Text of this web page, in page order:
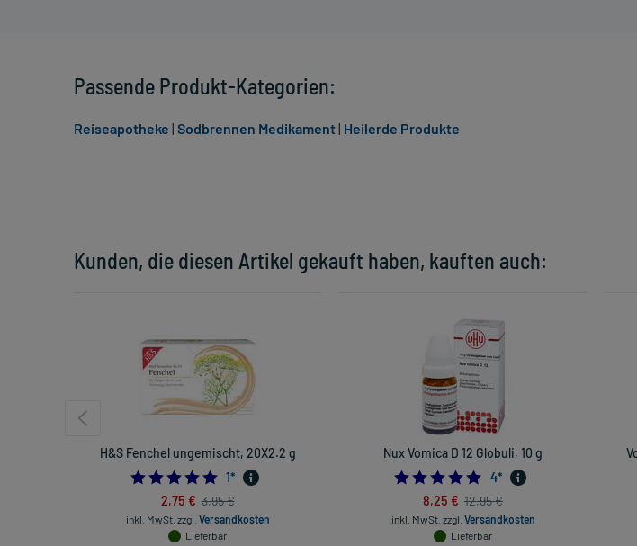
Kunden, die diesen Artikel gekauft haben, kauften auch:
H&S Fenchel ungemischt, 20X2.2 g
5.0
1*
2,75 € 3,95 €
inkl. MwSt. zzgl. Versandkosten
Lieferbar
Nux Vomica D 12 Globuli, 10 g
4.75
4*
8,25 € 12,95 €
inkl. MwSt. zzgl. Versandkosten
Lieferbar
Passende Produkt-Kategorien:
Reiseapotheke | Sodbrennen Medikament| Heilerde Produkte